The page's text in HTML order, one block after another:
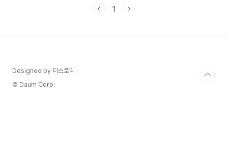
그리고 각각의 사용 사례를 비교하며 어떤 선택이 적합한지 알아보겠습니
1
Designed by 티스토리
© Daum Corp.